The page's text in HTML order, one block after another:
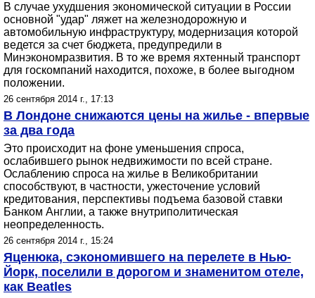
В случае ухудшения экономической ситуации в России
основной "удар" ляжет на железнодорожную и
автомобильную инфраструктуру, модернизация которой
ведется за счет бюджета, предупредили в
Минэкономразвития. В то же время яхтенный транспорт
для госкомпаний находится, похоже, в более выгодном
положении.
26 сентября 2014 г., 17:13
В Лондоне снижаются цены на жилье - впервые
за два года
Это происходит на фоне уменьшения спроса,
ослабившего рынок недвижимости по всей стране.
Ослаблению спроса на жилье в Великобритании
способствуют, в частности, ужесточение условий
кредитования, перспективы подъема базовой ставки
Банком Англии, а также внутриполитическая
неопределенность.
26 сентября 2014 г., 15:24
Яценюка, сэкономившего на перелете в Нью-
Йорк, поселили в дорогом и знаменитом отеле,
как Beatles